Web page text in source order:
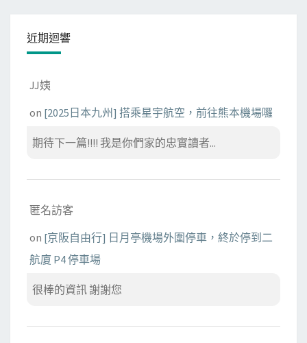
近期迴響
JJ姨
on [2025日本九州] 搭乘星宇航空，前往熊本機場囉
期待下一篇!!!! 我是你們家的忠實讀者...
匿名訪客
on [京阪自由行] 日月亭機場外圍停車，終於停到二
航廈 P4 停車場
很棒的資訊 謝謝您